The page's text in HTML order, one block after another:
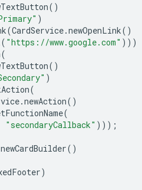
()
)
(CardService.newOpenLink()
( "https://www.google.com" )))
(
()
)
(
.newAction()
(
"secondaryCallback" )));
newCardBuilder()
)